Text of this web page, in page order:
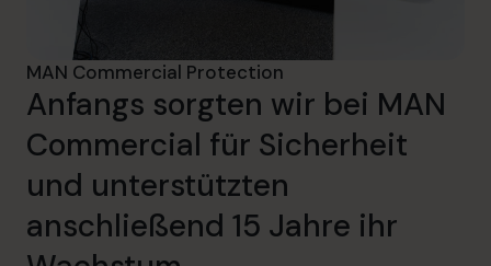
MAN Commercial Protection
Anfangs sorgten wir bei MAN
Commercial für Sicherheit
und unterstützten
anschließend 15 Jahre ihr